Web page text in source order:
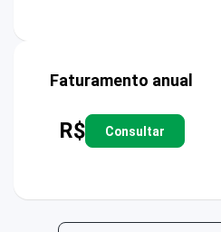
Faturamento anual
R$ Consultar